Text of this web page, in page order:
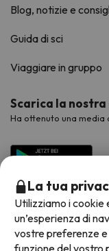
Blog, notizie e
Guida di sci
Viaggiare in gruppo
Scarica la
Ha ottenuto una media
La tua
Utilizziamo i
un’esperienza di
vostre preferenze
funzione del vostro